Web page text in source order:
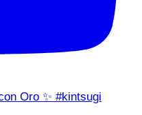
Oro ✨ #kintsugi